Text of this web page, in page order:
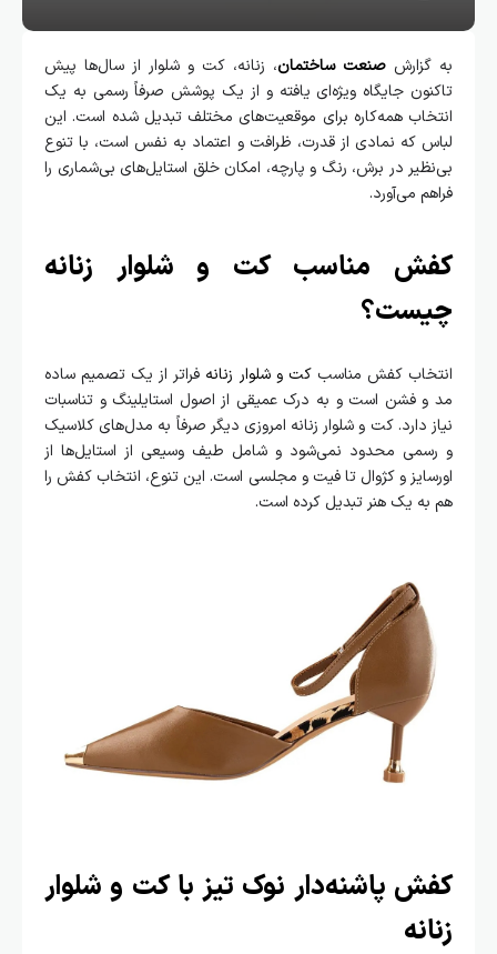
به گزارش صنعت ساختمان، زنانه، کت و شلوار از سال‌ها پیش
تاکنون جایگاه ویژه‌ای یافته و از یک پوشش صرفاً رسمی به یک
انتخاب همه‌کاره برای موقعیت‌های مختلف تبدیل شده است. این
لباس که نمادی از قدرت، ظرافت و اعتماد به نفس است، با تنوع
بی‌نظیر در برش، رنگ و پارچه، امکان خلق استایل‌های بی‌شماری را
فراهم می‌آورد.
کفش مناسب کت و شلوار زنانه
چیست؟
انتخاب کفش مناسبکت و شلوار زنانه فراتر از یک تصمیم ساده
مد و فشن است و به درک عمیقی از اصول استایلینگ و تناسبات
نیاز دارد. کت و شلوار زنانه امروزی دیگر صرفاً به مدل‌های کلاسیک
و رسمی محدود نمی‌شود و شامل طیف وسیعی از استایل‌ها از
اورسایز و کژوال تا فیت و مجلسی است. این تنوع، انتخاب کفش را
هم به یک هنر تبدیل کرده است.
کفش پاشنه‌دار نوک تیز با کت و شلوار
زنانه